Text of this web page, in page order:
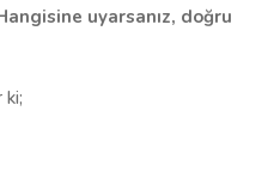
uyarsanız, doğru